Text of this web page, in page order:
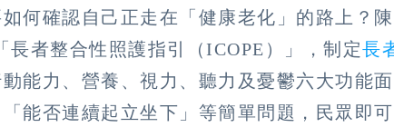
何確認自己正走在「健康老化」的路上？
長者整合性照護指引（ICOPE）」，制定長
能力、營養、視力、聽力及憂鬱六大功能
能否連續起立坐下」等簡單問題，民眾即